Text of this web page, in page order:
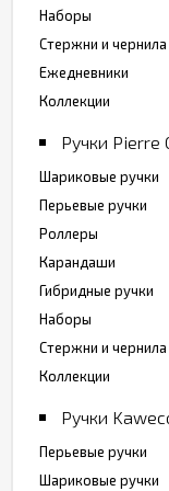
Наборы
Стержни и чернила
Ежедневники
Коллекции
Ручки Pierre
Шариковые ручки
Перьевые ручки
Роллеры
Карандаши
Гибридные ручки
Наборы
Стержни и чернила
Коллекции
Ручки
Перьевые ручки
Шариковые ручки